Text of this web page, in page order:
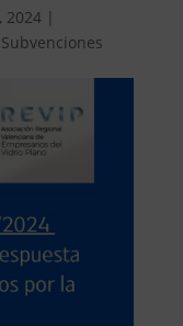
2024|
Subvenciones